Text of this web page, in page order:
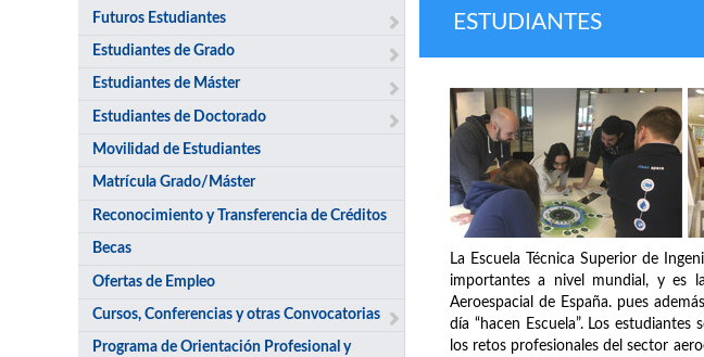
Futuros Estudiantes
Estudiantes de Grado
Estudiantes de Máster
Estudiantes de Doctorado
Movilidad de Estudiantes
Matrícula Grado/Máster
Reconocimiento y Transferencia de Créditos
Becas
Ofertas de Empleo
Cursos, Conferencias y otras Convocatorias
Programa de Orientación Profesional y
ESTUDIANTES
La Escuela Técnica Superior de
importantes a nivel mundial, y es
Aeroespacial de España. pues
día “hacen Escuela”. Los
los retos profesionales del sector